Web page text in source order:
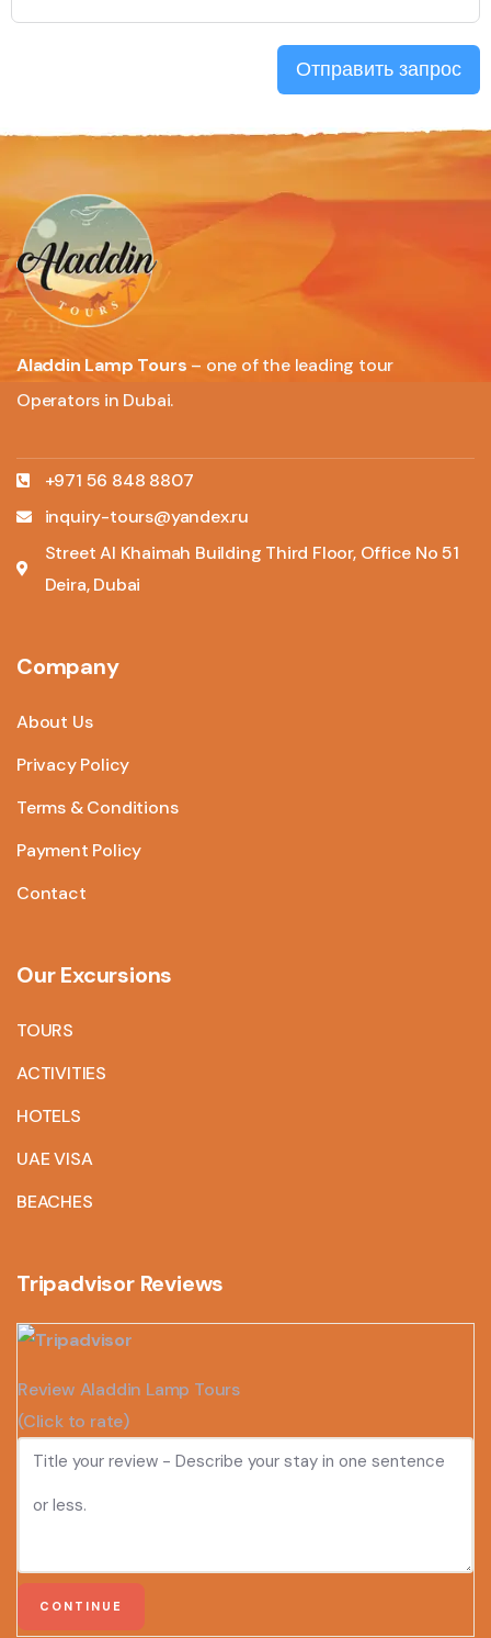
Отправить запрос
Aladdin Lamp Tours – one of the leading tour
Operators in Dubai.
+971 56 848 8807
inquiry-tours@yandex.ru
Street Al Khaimah Building Third Floor, Office No 51
Deira, Dubai
Company
About Us
Privacy Policy
Terms & Conditions
Payment Policy
Contact
Our Excursions
TOURS
ACTIVITIES
HOTELS
UAE VISA
BEACHES
Tripadvisor Reviews
Review Aladdin Lamp Tours
(Click to rate)